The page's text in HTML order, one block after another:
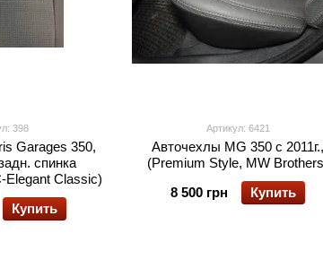
398
Garages 350,
спинка
Elegant Classic)
Купить
Артикул: 6421
Авточехлы MG 350 с 2011г.,
(Premium Style, MW
8 500 грн
Купить